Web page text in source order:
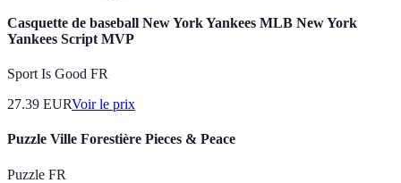
Casquette de baseball New York Yankees MLB New York
Yankees Script MVP
Sport Is Good FR
27.39 EURVoir le prix
Puzzle Ville Forestière Pieces & Peace
Puzzle FR